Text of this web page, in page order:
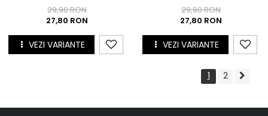
29,90 RON
27,80 RON
VEZI VARIANTE
29,90 RON
27,80 RON
VEZI VARIANTE
1 2